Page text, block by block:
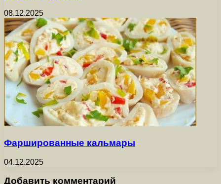
08.12.2025
Фаршированные кальмары
04.12.2025
Добавить комментарий